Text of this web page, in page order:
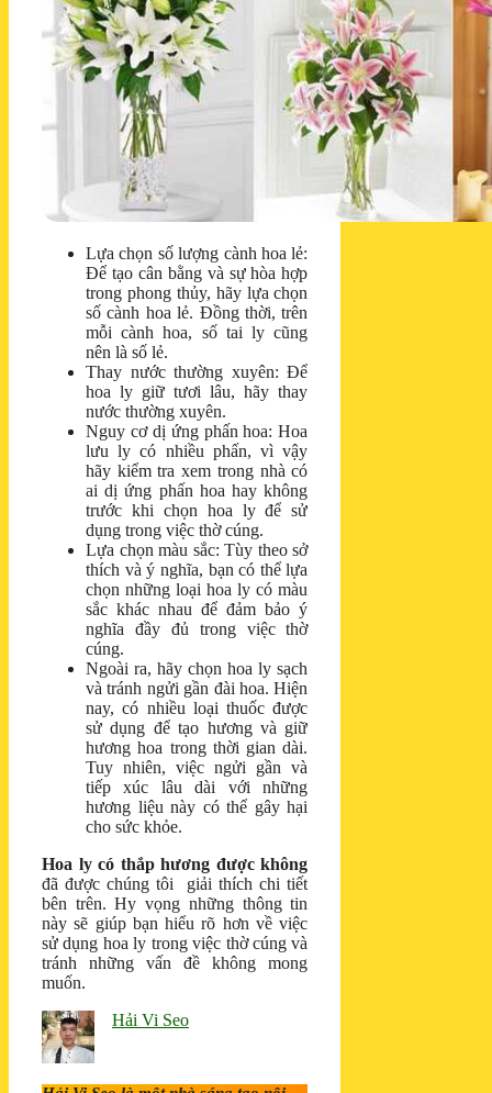
Lựa chọn số lượng cành hoa lẻ:
Để tạo cân bằng và sự hòa hợp
trong phong thủy, hãy lựa chọn
số cành hoa lẻ. Đồng thời, trên
mỗi cành hoa, số tai ly cũng
nên là số lẻ.
Thay nước thường xuyên: Để
hoa ly giữ tươi lâu, hãy thay
nước thường xuyên.
Nguy cơ dị ứng phấn hoa: Hoa
lưu ly có nhiều phấn, vì vậy
hãy kiểm tra xem trong nhà có
ai dị ứng phấn hoa hay không
trước khi chọn hoa ly để sử
dụng trong việc thờ cúng.
Lựa chọn màu sắc: Tùy theo sở
thích và ý nghĩa, bạn có thể lựa
chọn những loại hoa ly có màu
sắc khác nhau để đảm bảo ý
nghĩa đầy đủ trong việc thờ
cúng.
Ngoài ra, hãy chọn hoa ly sạch
và tránh ngửi gần đài hoa. Hiện
nay, có nhiều loại thuốc được
sử dụng để tạo hương và giữ
hương hoa trong thời gian dài.
Tuy nhiên, việc ngửi gần và
tiếp xúc lâu dài với những
hương liệu này có thể gây hại
cho sức khỏe.
Hoa ly có thắp hương được không
đã được chúng tôi giải thích chi tiết
bên trên. Hy vọng những thông tin
này sẽ giúp bạn hiểu rõ hơn về việc
sử dụng hoa ly trong việc thờ cúng và
tránh những vấn đề không mong
muốn.
Hải Vi Seo